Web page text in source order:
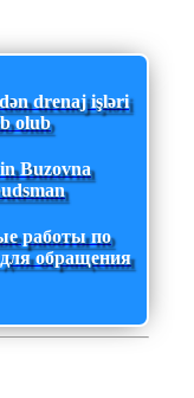
drenaj işləri
olub
Buzovna
работы по
обращения